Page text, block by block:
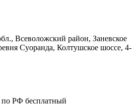
Всеволожский район, Заневское
Суоранда, Колтушское шоссе, 4-
по РФ бесплатный